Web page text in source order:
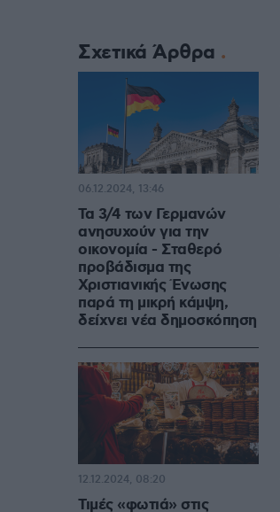
Σχετικά Άρθρα
Τα 3/4 των Γερμανών
ανησυχούν για την
οικονομία - Σταθερό
προβάδισμα της
Χριστιανικής Ένωσης
παρά τη μικρή κάμψη,
δείχνει νέα δημοσκόπηση
06.12.2024, 13:46
Τιμές «φωτιά» στις
12.12.2024, 08:20